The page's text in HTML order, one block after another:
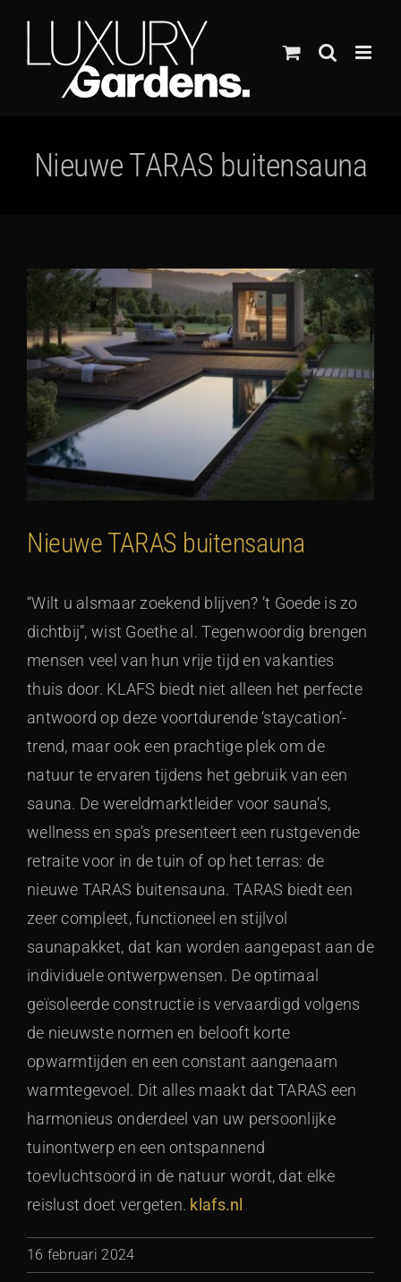
inhoud
Nieuwe TARAS buitensauna
Bekijk
grotere
afbeelding
Nieuwe TARAS buitensauna
“Wilt u alsmaar zoekend blijven? ’t Goede is zo
dichtbij”, wist Goethe al. Tegenwoordig brengen
mensen veel van hun vrije tijd en vakanties
thuis door. KLAFS biedt niet alleen het perfecte
antwoord op deze voortdurende ‘staycation’-
trend, maar ook een prachtige plek om de
natuur te ervaren tijdens het gebruik van een
sauna. De wereldmarktleider voor sauna’s,
wellness en spa’s presenteert een rustgevende
retraite voor in de tuin of op het terras: de
nieuwe TARAS buitensauna. TARAS biedt een
zeer compleet, functioneel en stijlvol
saunapakket, dat kan worden aangepast aan de
individuele ontwerpwensen. De optimaal
geïsoleerde constructie is vervaardigd volgens
de nieuwste normen en belooft korte
opwarmtijden en een constant aangenaam
warmtegevoel. Dit alles maakt dat TARAS een
harmonieus onderdeel van uw persoonlijke
tuinontwerp en een ontspannend
toevluchtsoord in de natuur wordt, dat elke
reislust doet vergeten. klafs.nl
16 februari 2024